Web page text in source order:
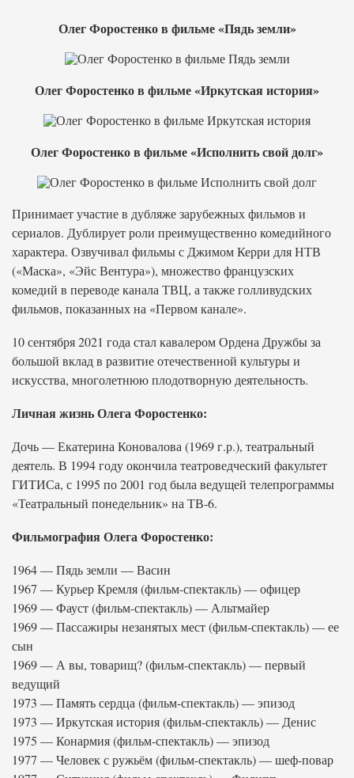
Олег Форостенко в фильме «Пядь земли»
Олег Форостенко в фильме «Иркутская история»
Олег Форостенко в фильме «Исполнить свой долг»
Принимает участие в дубляже зарубежных фильмов и
сериалов. Дублирует роли преимущественно комедийного
характера. Озвучивал фильмы с Джимом Керри для НТВ
(«Маска», «Эйс Вентура»), множество французских
комедий в переводе канала ТВЦ, а также голливудских
фильмов, показанных на «Первом канале».
10 сентября 2021 года стал кавалером Ордена Дружбы за
большой вклад в развитие отечественной культуры и
искусства, многолетнюю плодотворную деятельность.
Личная жизнь Олега Форостенко:
Дочь — Екатерина Коновалова (1969 г.р.), театральный
деятель. В 1994 году окончила театроведческий факультет
ГИТИСа, с 1995 по 2001 год была ведущей телепрограммы
«Театральный понедельник» на ТВ-6.
Фильмография Олега Форостенко:
1964 — Пядь земли — Васин
1967 — Курьер Кремля (фильм-спектакль) — офицер
1969 — Фауст (фильм-спектакль) — Альтмайер
1969 — Пассажиры незанятых мест (фильм-спектакль) — ее
сын
1969 — А вы, товарищ? (фильм-спектакль) — первый
ведущий
1973 — Память сердца (фильм-спектакль) — эпизод
1973 — Иркутская история (фильм-спектакль) — Денис
1975 — Конармия (фильм-спектакль) — эпизод
1977 — Человек с ружьём (фильм-спектакль) — шеф-повар